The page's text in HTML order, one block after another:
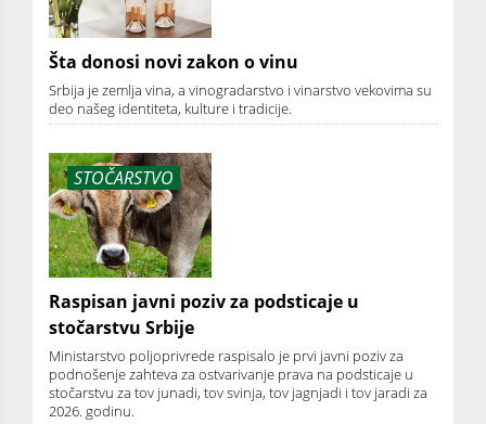
Šta donosi novi zakon o vinu
Srbija je zemlja vina, a vinogradarstvo i vinarstvo vekovima su
deo našeg identiteta, kulture i tradicije.
STOČARSTVO
Raspisan javni poziv za podsticaje u
stočarstvu Srbije
Ministarstvo poljoprivrede raspisalo je prvi javni poziv za
podnošenje zahteva za ostvarivanje prava na podsticaje u
stočarstvu za tov junadi, tov svinja, tov jagnjadi i tov jaradi za
2026. godinu.